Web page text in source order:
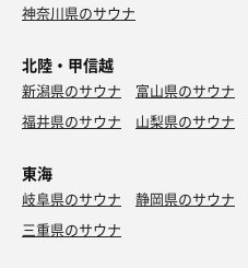
神奈川県のサウナ
北陸・甲信越
新潟県のサウナ 富山県のサウナ
福井県のサウナ
山梨県のサウナ
東海
岐阜県のサウナ 静岡県のサウナ
三重県のサウナ